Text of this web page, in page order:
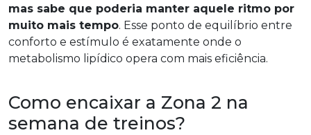
mas sabe que poderia manter aquele ritmo por
muito mais tempo. Esse ponto de equilíbrio entre
conforto e estímulo é exatamente onde o
metabolismo lipídico opera com mais eficiência.
Como encaixar a Zona 2 na
semana de treinos?